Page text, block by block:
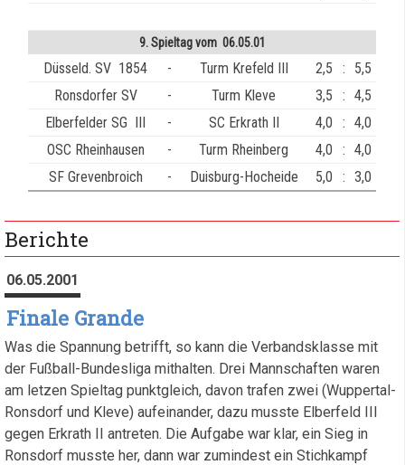
9. Spieltag vom 06.05.01
Düsseld. SV 1854 - Turm Krefeld III 2,5 :
5,5
Ronsdorfer SV
- Turm Kleve 3,5 : 4,5
Elberfelder SG III
- SC Erkrath II 4,0 : 4,0
OSC Rheinhausen
- Turm Rheinberg 4,0 : 4,0
SF Grevenbroich
- Duisburg-Hocheide 5,0 : 3,0
Berichte
06.05.2001
Finale Grande
Was die Spannung betrifft, so kann die Verbandsklasse mit
der Fußball-Bundesliga mithalten. Drei Mannschaften waren
am letzen Spieltag punktgleich, davon trafen zwei (Wuppertal-
Ronsdorf und Kleve) aufeinander, dazu musste Elberfeld III
gegen Erkrath II antreten. Die Aufgabe war klar, ein Sieg in
Ronsdorf musste her, dann war zumindest ein Stichkampf